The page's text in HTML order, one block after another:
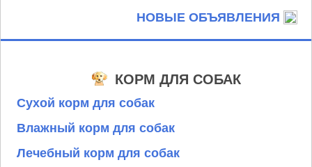
НОВЫЕ ОБЪЯВЛЕНИЯ
КОРМ ДЛЯ СОБАК
Сухой корм для собак
Влажный корм для собак
Лечебный корм для собак